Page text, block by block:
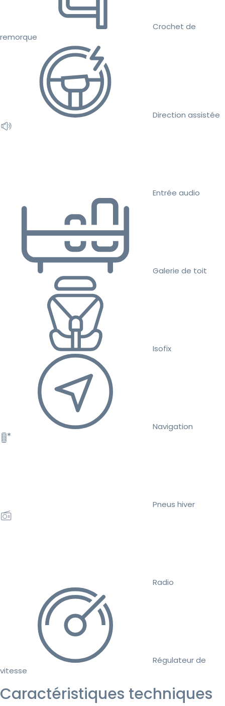
Crochet de
remorque
Direction assistée
Entrée audio
Galerie de toit
Isofix
Navigation
Pneus hiver
Radio
Régulateur de
vitesse
Caractéristiques techniques